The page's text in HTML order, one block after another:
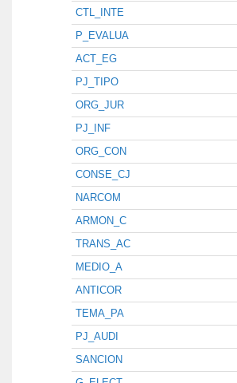
CTL_INTE
P_EVALUA
ACT_EG
PJ_TIPO
ORG_JUR
PJ_INF
ORG_CON
CONSE_CJ
NARCOM
ARMON_C
TRANS_AC
MEDIO_A
ANTICOR
TEMA_PA
PJ_AUDI
SANCION